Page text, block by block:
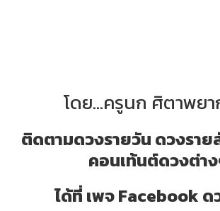
โดย...ครูนก ศิตาพย
ติดตามดวงรายวัน ดวงราย
คอนเท้นต์ดวงต่า
ได้ที่ เพจ Facebook